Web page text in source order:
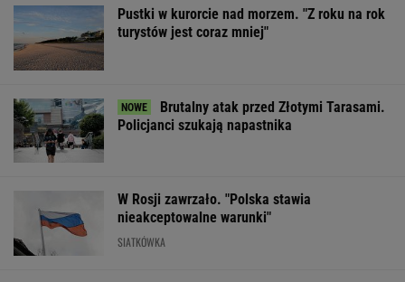
Pustki w kurorcie nad morzem. "Z roku na rok
turystów jest coraz mniej"
Brutalny atak przed Złotymi Tarasami.
Policjanci szukają napastnika
W Rosji zawrzało. "Polska stawia
nieakceptowalne warunki"
SIATKÓWKA